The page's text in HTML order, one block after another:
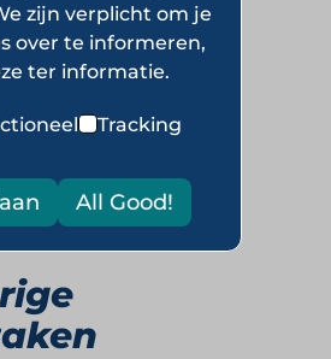
positie.
Toko Indradjaja op
zijn verplicht om je
over te informeren,
ter informatie.
Tracking
All Good!